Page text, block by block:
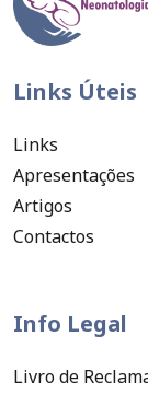
Links Úteis
Links
Apresentações
Artigos
Contactos
Info Legal
Livro de